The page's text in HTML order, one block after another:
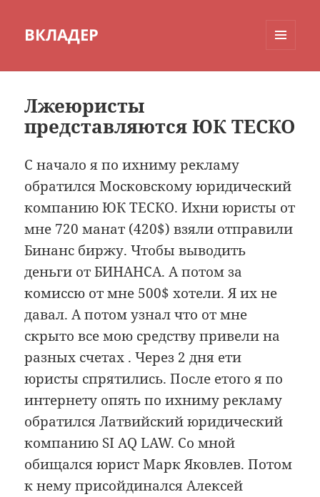
ВКЛАДЕР
Лжеюристы
представляются ЮК ТЕСКО
С начало я по ихниму рекламу
обратился Московскому юридический
компанию ЮК ТЕСКО. Ихни юристы от
мне 720 манат (420$) взяли отправили
Бинанс биржу. Чтобы выводить
деньги от БИНАНСА. А потом за
комиссю от мне 500$ хотели. Я их не
давал. А потом узнал что от мне
скрыто все мою средству привели на
разных счетах . Через 2 дня ети
юристы спрятились. После етого я по
интернету опять по ихниму рекламу
обратился Латвийский юридический
компанию SI AQ LAW. Со мной
обищался юрист Марк Яковлев. Потом
к нему присойдинался Алексей